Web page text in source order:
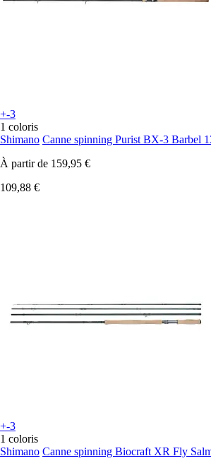
+-3
1 coloris
Shimano Canne spinning Purist BX-3 Barbel
À partir de 159,95 €
109,88 €
+-3
1 coloris
Shimano Canne spinning Biocraft XR Fly